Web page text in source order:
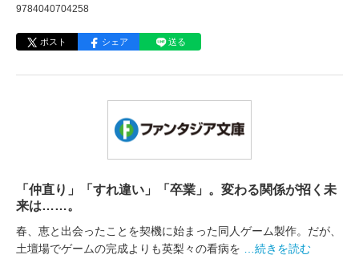
9784040704258
ポスト シェア 送る
「仲直り」「すれ違い」「卒業」。変わる関係が招く未
来は……。
春、恵と出会ったことを契機に始まった同人ゲーム製作。だが、
土壇場でゲームの完成よりも英梨々の看病を
…続きを読む